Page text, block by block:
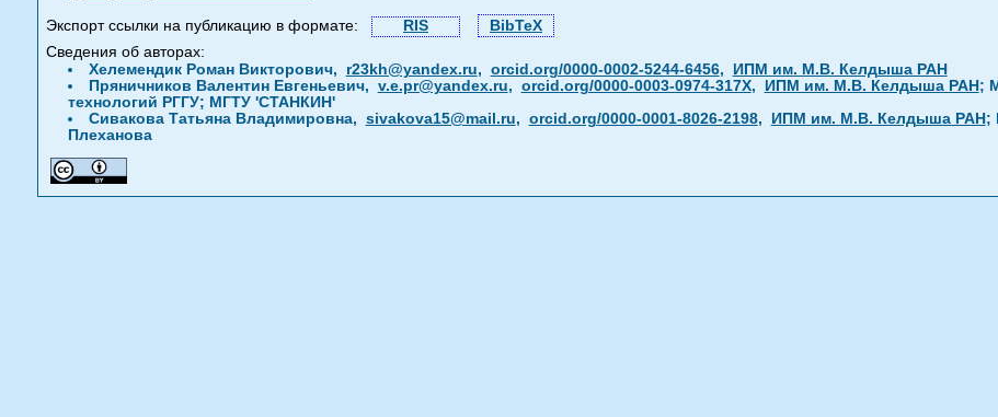
Экспорт ссылки на публикацию в формате: RIS
BibTeX
Сведения об авторах:
Хелемендик Роман Викторович, r23kh@yandex.ru, orcid.org/0000-0002-5244-6456,
ИПМ им. М.В. Келдыша РАН
Пряничников Валентин Евгеньевич, v.e.pr@yandex.ru, orcid.org/0000-0003-0974-317X, ИПМ им. М.В. Келдыша РАН ;
технологий РГГУ; МГТУ 'СТАНКИН'
Сивакова Татьяна Владимировна, sivakova15@mail.ru, orcid.org/0000-0001-8026-2198, ИПМ им. М.В. Келдыша РАН ;
Плеханова